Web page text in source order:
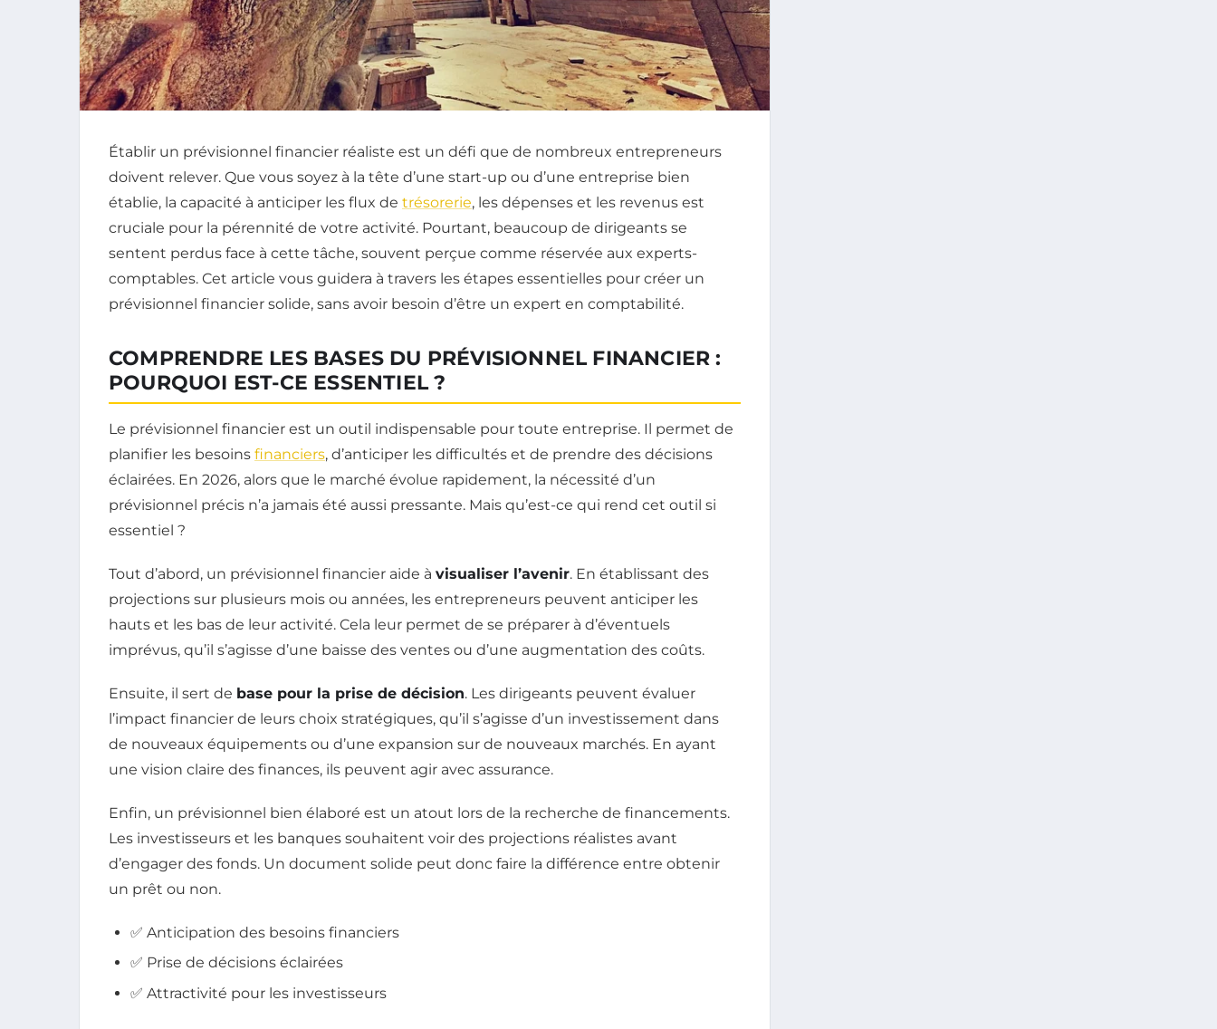
Établir un prévisionnel financier réaliste est un défi que de nombreux entrepreneurs
doivent relever. Que vous soyez à la tête d’une start-up ou d’une entreprise bien
établie, la capacité à anticiper les flux de trésorerie, les dépenses et les revenus est
cruciale pour la pérennité de votre activité. Pourtant, beaucoup de dirigeants se
sentent perdus face à cette tâche, souvent perçue comme réservée aux experts-
comptables. Cet article vous guidera à travers les étapes essentielles pour créer un
prévisionnel financier solide, sans avoir besoin d’être un expert en comptabilité.
COMPRENDRE LES BASES DU PRÉVISIONNEL FINANCIER :
POURQUOI EST-CE ESSENTIEL ?
Le prévisionnel financier est un outil indispensable pour toute entreprise. Il permet de
planifier les besoins financiers, d’anticiper les difficultés et de prendre des décisions
éclairées. En 2026, alors que le marché évolue rapidement, la nécessité d’un
prévisionnel précis n’a jamais été aussi pressante. Mais qu’est-ce qui rend cet outil si
essentiel ?
Tout d’abord, un prévisionnel financier aide à visualiser l’avenir. En établissant des
projections sur plusieurs mois ou années, les entrepreneurs peuvent anticiper les
hauts et les bas de leur activité. Cela leur permet de se préparer à d’éventuels
imprévus, qu’il s’agisse d’une baisse des ventes ou d’une augmentation des coûts.
Ensuite, il sert de base pour la prise de décision. Les dirigeants peuvent évaluer
l’impact financier de leurs choix stratégiques, qu’il s’agisse d’un investissement dans
de nouveaux équipements ou d’une expansion sur de nouveaux marchés. En ayant
une vision claire des finances, ils peuvent agir avec assurance.
Enfin, un prévisionnel bien élaboré est un atout lors de la recherche de financements.
Les investisseurs et les banques souhaitent voir des projections réalistes avant
d’engager des fonds. Un document solide peut donc faire la différence entre obtenir
un prêt ou non.
✅ Anticipation des besoins financiers
✅ Prise de décisions éclairées
✅ Attractivité pour les investisseurs